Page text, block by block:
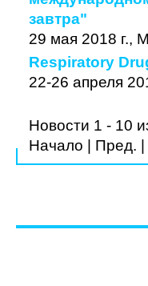
завтра"
29 мая 2018 г.,
Respiratory
22-26 апреля
Новости 1 - 10
Начало | Пред. |